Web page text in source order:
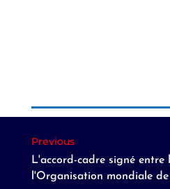
L'accord-cadre signé entre
l'Organisation mondiale